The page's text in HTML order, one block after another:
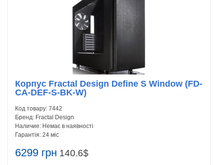
6299 грн 140.6$
Корпус Fractal Design Define S Window (FD-
CA-DEF-S-BK-W)
Код товару: 7442
Бренд: Fractal Design
Наличие: Немає в наявності
Гарантія: 24 міс